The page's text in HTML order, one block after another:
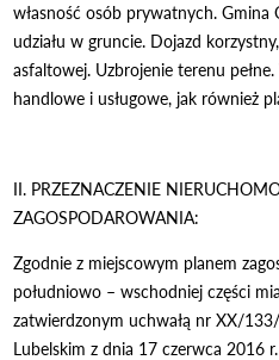
własność osób prywatnych. Gmina
udziału w gruncie. Dojazd
asfaltowej. Uzbrojenie terenu
handlowe i usługowe, jak również
II. PRZEZNACZENIE
ZAGOSPODAROWANIA:
Zgodnie z miejscowym planem
południowo – wschodniej części
zatwierdzonym uchwałą nr XX/
Lubelskim z dnia 17 czerwca 2016